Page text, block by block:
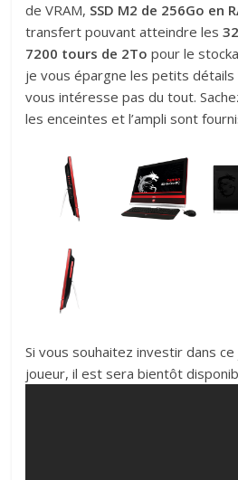
de VRAM, SSD M2 de 256Go en
transfert pouvant atteindre les
7200 tours de 2To pour le
je vous épargne les petits détails
vous intéresse pas du tout.
les enceintes et l’ampli sont
Si vous souhaitez investir dans
joueur, il est sera bientôt